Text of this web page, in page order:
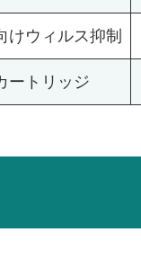
けウィルス抑制
ートリッジ